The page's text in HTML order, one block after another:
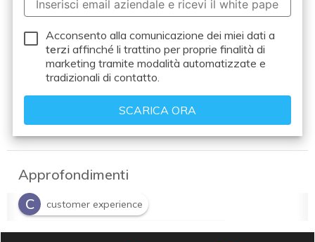
Acconsento alla comunicazione dei miei dati a
terzi affinché li trattino per proprie finalità di
marketing tramite modalità automatizzate e
tradizionali di contatto.
Approfondimenti
C
customer experience
C Customer Value Lifecycle Management